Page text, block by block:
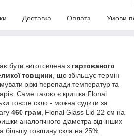
Доставка Оплата Умови
бути виготовлена з гартованого
товщини , що збільшує термін
різкі перепади температур та
Саме такою є кришка Flonal
товсте скло - можна судити за
460 грам , Flonal Glass Lid 22 см на
аналогічного діаметра від інших
більшу товщину скла на 25%.